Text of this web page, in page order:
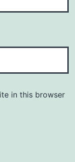
in this browser